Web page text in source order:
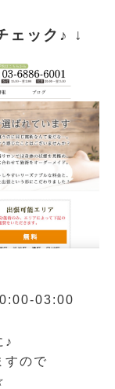
ェック♪ ↓
03:00
♪
すので